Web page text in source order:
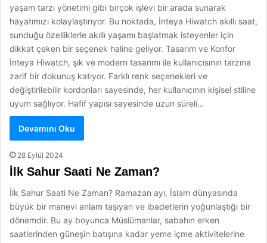
yaşam tarzı yönetimi gibi birçok işlevi bir arada sunarak
hayatımızı kolaylaştırıyor. Bu noktada, İnteya Hiwatch akıllı saat,
sunduğu özelliklerle akıllı yaşamı başlatmak isteyenler için
dikkat çeken bir seçenek haline geliyor. Tasarım ve Konfor
İnteya Hiwatch, şık ve modern tasarımı ile kullanıcısının tarzına
zarif bir dokunuş katıyor. Farklı renk seçenekleri ve
değiştirilebilir kordonları sayesinde, her kullanıcının kişisel stiline
uyum sağlıyor. Hafif yapısı sayesinde uzun süreli…
Devamını Oku
28 Eylül 2024
İlk Sahur Saati Ne Zaman?
İlk Sahur Saati Ne Zaman? Ramazan ayı, İslam dünyasında
büyük bir manevi anlam taşıyan ve ibadetlerin yoğunlaştığı bir
dönemdir. Bu ay boyunca Müslümanlar, sabahın erken
saatlerinden güneşin batışına kadar yeme içme aktivitelerine